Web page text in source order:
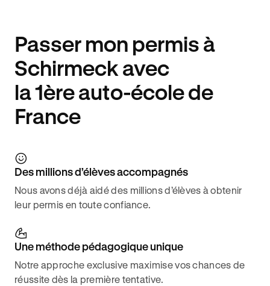
Passer mon permis à
Schirmeck avec
la 1ère auto-école de
France
Des millions d’élèves accompagnés
Nous avons déjà aidé des millions d’élèves à obtenir
leur permis en toute confiance.
Une méthode pédagogique unique
Notre approche exclusive maximise vos chances de
réussite dès la première tentative.